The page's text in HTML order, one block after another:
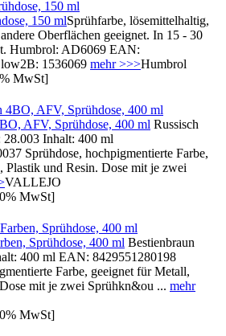
150 mlSprühfarbe, lösemittelhaltig,
Oberflächen geeignet. In 15 - 30
Humbrol: AD6069 EAN:
1536069 mehr >>>Humbrol
MwSt]
AFV, Sprühdose, 400 ml Russisch
Inhalt: 400 ml
Sprühdose, hochpigmentierte Farbe,
Plastik und Resin. Dose mit je zwei
VALLEJO
MwSt]
Sprühdose, 400 ml Bestienbraun
400 ml EAN: 8429551280198
Farbe, geeignet für Metall,
mit je zwei Sprühkn&ou ... mehr
MwSt]